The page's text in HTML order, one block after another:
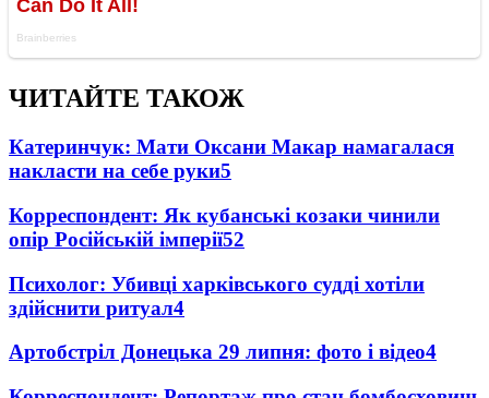
ЧИТАЙТЕ ТАКОЖ
Катеринчук: Мати Оксани Макар намагалася
накласти на себе руки5
Корреспондент: Як кубанські козаки чинили
опір Російській імперії52
Психолог: Убивці харківського судді хотіли
здійснити ритуал4
Артобстріл Донецька 29 липня: фото і відео4